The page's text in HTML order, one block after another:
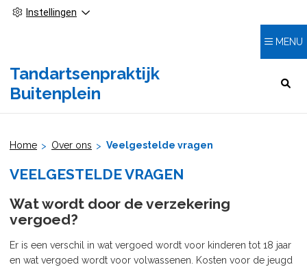
Instellingen
Tandartsenpraktijk
Buitenplein
MENU
Home Over ons Veelgestelde vragen
VEELGESTELDE VRAGEN
Wat wordt door de verzekering
vergoed?
Er is een verschil in wat vergoed wordt voor kinderen tot 18 jaar
en wat vergoed wordt voor volwassenen. Kosten voor de jeugd